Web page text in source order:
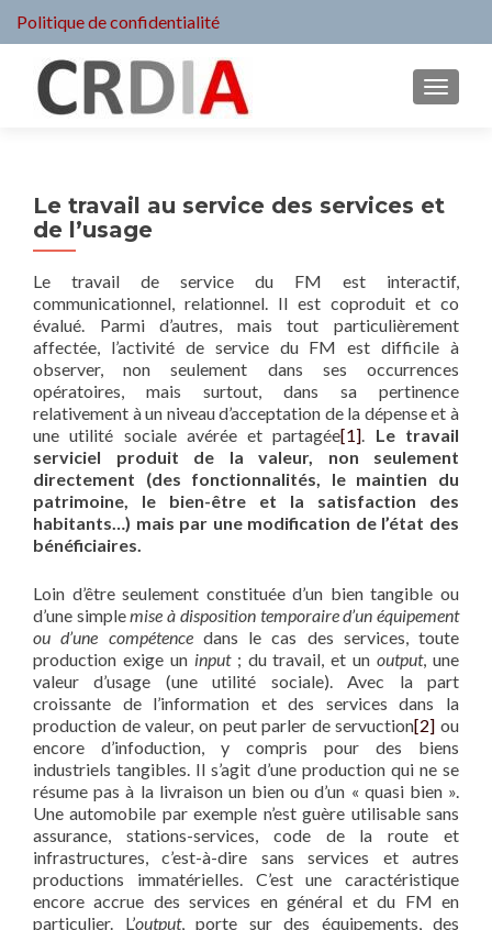
Politique de confidentialité
MENU
Le travail au service des services et
de l’usage
Le travail de service du FM est interactif,
communicationnel, relationnel. Il est coproduit et co
évalué. Parmi d’autres, mais tout particulièrement
affectée, l’activité de service du FM est difficile à
observer, non seulement dans ses occurrences
opératoires, mais surtout, dans sa pertinence
relativement à un niveau d’acceptation de la dépense et à
une utilité sociale avérée et partagée[1]. Le travail
serviciel produit de la valeur, non seulement
directement (des fonctionnalités, le maintien du
patrimoine, le bien-être et la satisfaction des
habitants…) mais par une modification de l’état des
bénéficiaires.
Loin d’être seulement constituée d’un bien tangible ou
d’une simplemise à disposition temporaire d’un équipement
ou d’une compétencedans le cas des services, toute
production exige un input; du travail, et unoutput, une
valeur d’usage (une utilité sociale). Avec la part
croissante de l’information et des services dans la
production de valeur, on peut parler de servuction[2] ou
encore d’infoduction, y compris pour des biens
industriels tangibles. Il s’agit d’une production qui ne se
résume pas à la livraison un bien ou d’un « quasi bien ».
Une automobile par exemple n’est guère utilisable sans
assurance, stations-services, code de la route et
infrastructures, c’est-à-dire sans services et autres
productions immatérielles. C’est une caractéristique
encore accrue des services en général et du FM en
particulier. L’output, porte sur des équipements, des